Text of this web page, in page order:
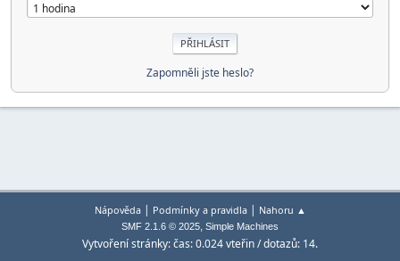
Zapomněli jste heslo?
Nápověda| Podmínky a pravidla| Nahoru ▲
SMF 2.1.6 © 2025, Simple Machines
Vytvoření stránky: čas: 0.024 vteřin / dotazů: 14.